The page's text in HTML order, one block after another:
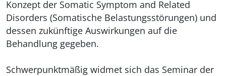
Konzept der Somatic Symptom and Related
Disorders (Somatische Belastungsstörungen) und
dessen zukünftige Auswirkungen auf die
Behandlung gegeben.
Schwerpunktmäßig widmet sich das Seminar der